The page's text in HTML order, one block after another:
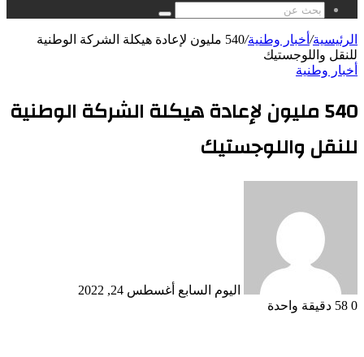
عشوائي
بحث
الرئيسية/ أخبار وطنية/
540 مليون لإعادة هيكلة الشركة الوطنية
للنقل واللوجستيك
أخبار وطنية
540 مليون لإعادة هيكلة الشركة الوطنية
للنقل واللوجستيك
اليوم السابع أغسطس 24, 2022
0
دقيقة واحدة